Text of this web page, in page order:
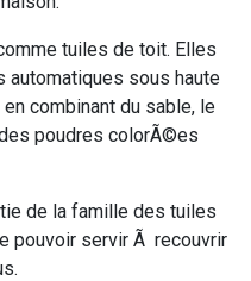
tuiles de toit. Elles
automatiques sous haute
combinant du sable, le
poudres colorÃ©es
de la famille des tuiles
pouvoir servir Ã recouvrir